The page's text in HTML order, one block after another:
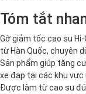
Tóm tắt
Gờ giảm tốc cao su
từ Hàn Quốc, chuyên
Sản phẩm giúp tăng
xe đạp tại các khu vực
Được làm từ cao su